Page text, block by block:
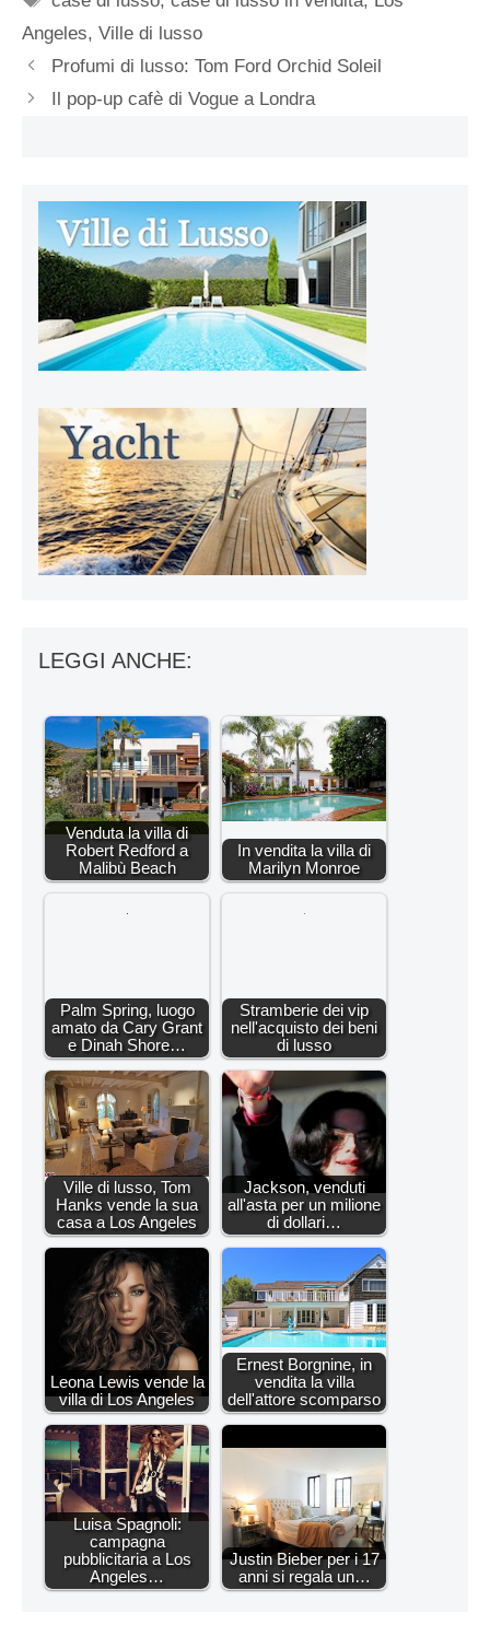
Angeles, Ville di lusso
Profumi di lusso: Tom Ford Orchid Soleil
Il pop-up cafè di Vogue a Londra
LEGGI ANCHE:
Venduta la villa di
Robert Redford a
Malibù Beach
In vendita la villa di
Marilyn Monroe
Palm Spring, luogo
amato da Cary Grant
e Dinah Shore…
Stramberie dei vip
nell'acquisto dei beni
di lusso
Ville di lusso, Tom
Hanks vende la sua
casa a Los Angeles
Jackson, venduti
all'asta per un milione
di dollari…
Leona Lewis vende la
villa di Los Angeles
Ernest Borgnine, in
vendita la villa
dell'attore scomparso
Luisa Spagnoli:
campagna
pubblicitaria a Los
Angeles…
Justin Bieber per i 17
anni si regala un…